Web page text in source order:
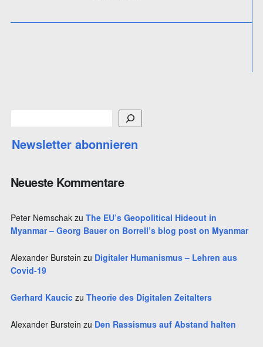
u
c
n
Newsletter abonnieren
Neueste Kommentare
Peter Nemschak zu The EU’s Geopolitical Hideout in
Myanmar – Georg Bauer on Borrell’s blog post on Myanmar
Alexander Burstein zu Digitaler Humanismus – Lehren aus
Covid-19
Gerhard Kaucic zu Theorie des Digitalen Zeitalters
Alexander Burstein zu Den Rassismus auf Abstand halten